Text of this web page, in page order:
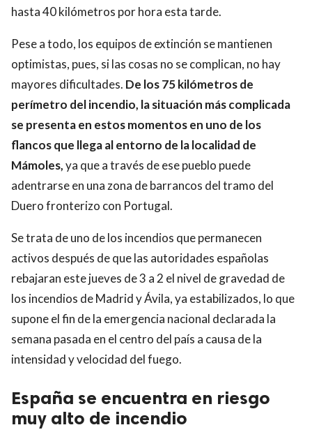
hasta 40 kilómetros por hora esta tarde.
Pese a todo, los equipos de extinción se mantienen
optimistas, pues, si las cosas no se complican, no hay
mayores dificultades. De los 75 kilómetros de
perímetro del incendio, la situación más complicada
se presenta en estos momentos en uno de los
flancos que llega al entorno de la localidad de
Mámoles,ya que a través de ese pueblo puede
adentrarse en una zona de barrancos del tramo del
Duero fronterizo con Portugal.
Se trata de uno de los incendios que permanecen
activos después de que las autoridades españolas
rebajaran este jueves de 3 a 2 el nivel de gravedad de
los incendios de Madrid y Ávila, ya estabilizados, lo que
supone el fin de la emergencia nacional declarada la
semana pasada en el centro del país a causa de la
intensidad y velocidad del fuego.
España se encuentra en riesgo
muy alto de incendio